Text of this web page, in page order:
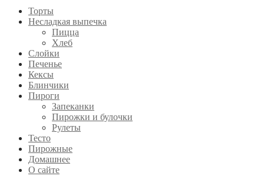
Торты
Несладкая выпечка
Пицца
Хлеб
Слойки
Печенье
Кексы
Блинчики
Пироги
Запеканки
Пирожки и булочки
Рулеты
Тесто
Пирожные
Домашнее
О сайте